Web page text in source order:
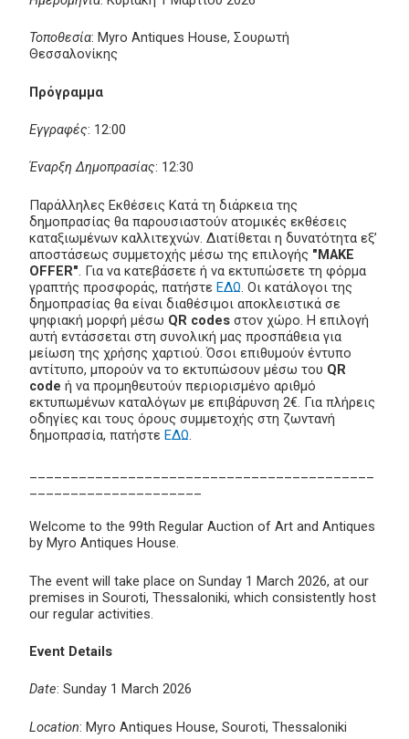
Τοποθεσία: Myro Antiques House, Σουρωτή
Θεσσαλονίκης
Πρόγραμμα
Εγγραφές: 12:00
Έναρξη Δημοπρασίας: 12:30
Παράλληλες Εκθέσεις Κατά τη διάρκεια της
δημοπρασίας θα παρουσιαστούν ατομικές εκθέσεις
καταξιωμένων καλλιτεχνών. Διατίθεται η δυνατότητα εξ’
αποστάσεως συμμετοχής μέσω της επιλογής "MAKE
OFFER". Για να κατεβάσετε ή να εκτυπώσετε τη φόρμα
γραπτής προσφοράς, πατήστε ΕΔΩ. Οι κατάλογοι της
δημοπρασίας θα είναι διαθέσιμοι αποκλειστικά σε
ψηφιακή μορφή μέσω QR codes στον χώρο. Η επιλογή
αυτή εντάσσεται στη συνολική μας προσπάθεια για
μείωση της χρήσης χαρτιού. Όσοι επιθυμούν έντυπο
αντίτυπο, μπορούν να το εκτυπώσουν μέσω του QR
code ή να προμηθευτούν περιορισμένο αριθμό
εκτυπωμένων καταλόγων με επιβάρυνση 2€. Για πλήρεις
οδηγίες και τους όρους συμμετοχής στη ζωντανή
δημοπρασία, πατήστε ΕΔΩ.
Welcome to the 99th Regular Auction of Art and Antiques
by Myro Antiques House.
The event will take place on Sunday 1 March 2026, at our
premises in Souroti, Thessaloniki, which consistently host
our regular activities.
Event Details
Date: Sunday 1 March 2026
Location: Myro Antiques House, Souroti, Thessaloniki